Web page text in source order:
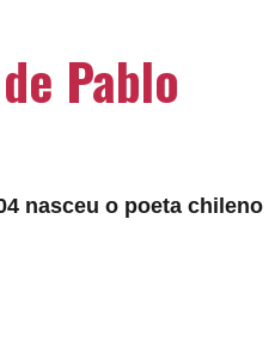
Pablo
nasceu o poeta chileno